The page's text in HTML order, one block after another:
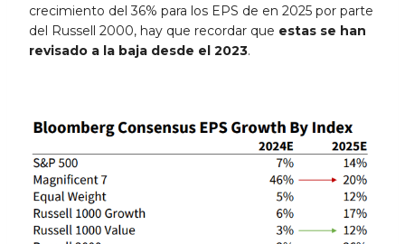
crecimiento del 36% para los EPS de en 2025 por parte
del Russell 2000, hay que recordar que estas se han
revisado a la baja desde el 2023.